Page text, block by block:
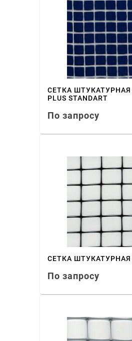
СЕТКА ШТУКАТУРНАЯ
PLUS STANDART
По запросу
СЕТКА ШТУКАТУРНАЯ
По запросу